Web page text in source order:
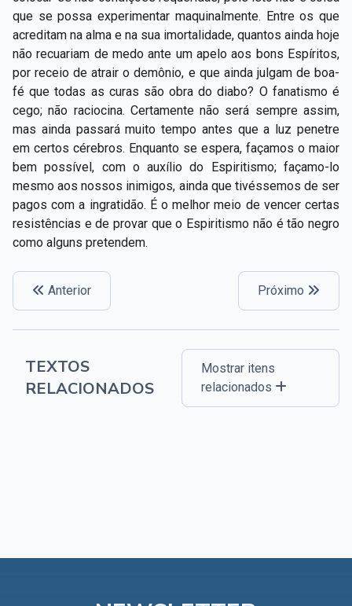
que se possa experimentar maquinalmente. Entre os que
acreditam na alma e na sua imortalidade, quantos ainda hoje
não recuariam de medo ante um apelo aos bons Espíritos,
por receio de atrair o demônio, e que ainda julgam de boa-
fé que todas as curas são obra do diabo? O fanatismo é
cego; não raciocina. Certamente não será sempre assim,
mas ainda passará muito tempo antes que a luz penetre
em certos cérebros. Enquanto se espera, façamos o maior
bem possível, com o auxílio do Espiritismo; façamo-lo
mesmo aos nossos inimigos, ainda que tivéssemos de ser
pagos com a ingratidão. É o melhor meio de vencer certas
resistências e de provar que o Espiritismo não é tão negro
como alguns pretendem.
Anterior Próximo
TEXTOS
RELACIONADOS
Mostrar itens
relacionados